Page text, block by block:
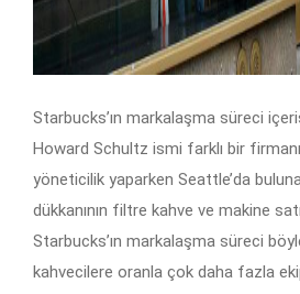
Starbucks’ın markalaşma süreci
Howard Schultz ismi farklı bir
yöneticilik yaparken Seattle’da
dükkanının filtre kahve ve makine
Starbucks’ın markalaşma süreci
kahvecilere oranla çok daha fazla